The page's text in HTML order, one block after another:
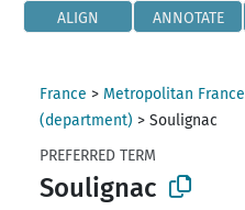
ALIGN ANNOTATE
France > Metropolitan France
(department) >Soulignac
PREFERRED TERM
Soulignac